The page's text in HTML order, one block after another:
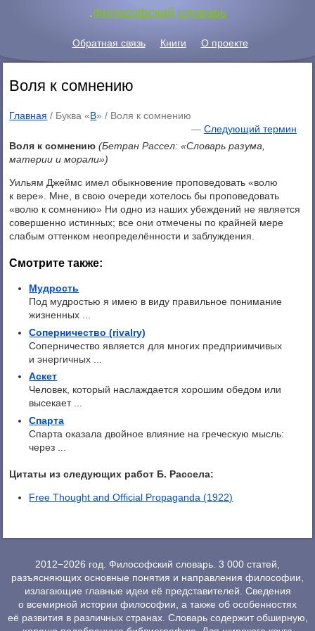
.Философский словарь
Обратная связь Книги О проекте
Воля к сомнению
Главная / Буква «В» / Воля к сомнению
— Следующий термин
Воля к сомнению (Бетран Рассел: «Словарь разума,
материи и морали»)
Уильям Джеймс имел обыкновение проповедовать «волю
к вере». Мне, в свою очереди хотелось бы проповедовать
«волю к сомнению» Ни одно из наших убеждений не является
совершенно истинных; все они отмечены по крайней мере
слабым оттенком неопределённости и заблуждения.
Смотрите также:
Мудрость
Под мудростью я имею в виду правильное понимание
жизненных ...
Соперничество (rivalry)
Соперничество является для многих предприимчивых
и энергичных ...
Аскет
Человек, который наслаждается хорошим обедом или
высекает ...
Спарта
Спарта оказала двойное влияние на греческую мысль:
через ...
Цитаты из следующих работ Б. Рассела:
Free Thought and Official Propaganda (1922)
2012−2026 год. Философский словарь. 3 000 статей,
разъясняющих основные понятия и направления философии,
излагающие главные идеи её представителей. Сведения
о всемирной истории философии, а также об особенностях
её развития в различных странах. Словарь содержит обширную,